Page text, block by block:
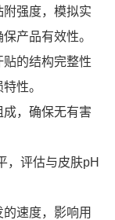
强度，模拟实
产品有效性。
的结构完整性
性。
，确保无有害
，评估与皮肤pH
速度，影响用